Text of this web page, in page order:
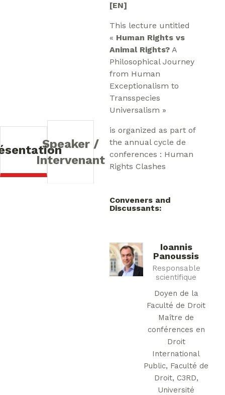
Speaker /
Intervenant
[EN]
This lecture untitled
« Human Rights vs
Animal Rights? A
Philosophical Journey
from Human
Exceptionalism to
Transspecies
Universalism »
is organized as part of
the annual cycle de
conferences : Human
Rights Clashes
Conveners and
Discussants:
Ioannis
Panoussis
Responsable
scientifique
Doyen de la
Faculté de Droit
Maître de
conférences en
Droit
International
Public, Faculté de
Droit, C3RD,
Université